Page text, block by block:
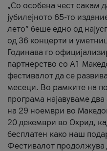
„Со особена чест сакам
јубилејното 65-то
лето” беше едно од
од 36 концерти и
Годинава го
партнерство со А1
фестивалот да се
месеци. Во рамките на
програма најавуваме
на 29 ноември во
20 декември во Охрид,
бесплатен како наш
Фестивалот продолжува